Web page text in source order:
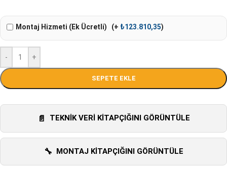
Montaj Hizmeti (Ek Ücretli) (+ ₺123.810,35)
- +
SEPETE EKLE
TEKNIK VERI KITAPÇIĞINI GÖRÜNTÜLE
MONTAJ KITAPÇIĞINI GÖRÜNTÜLE